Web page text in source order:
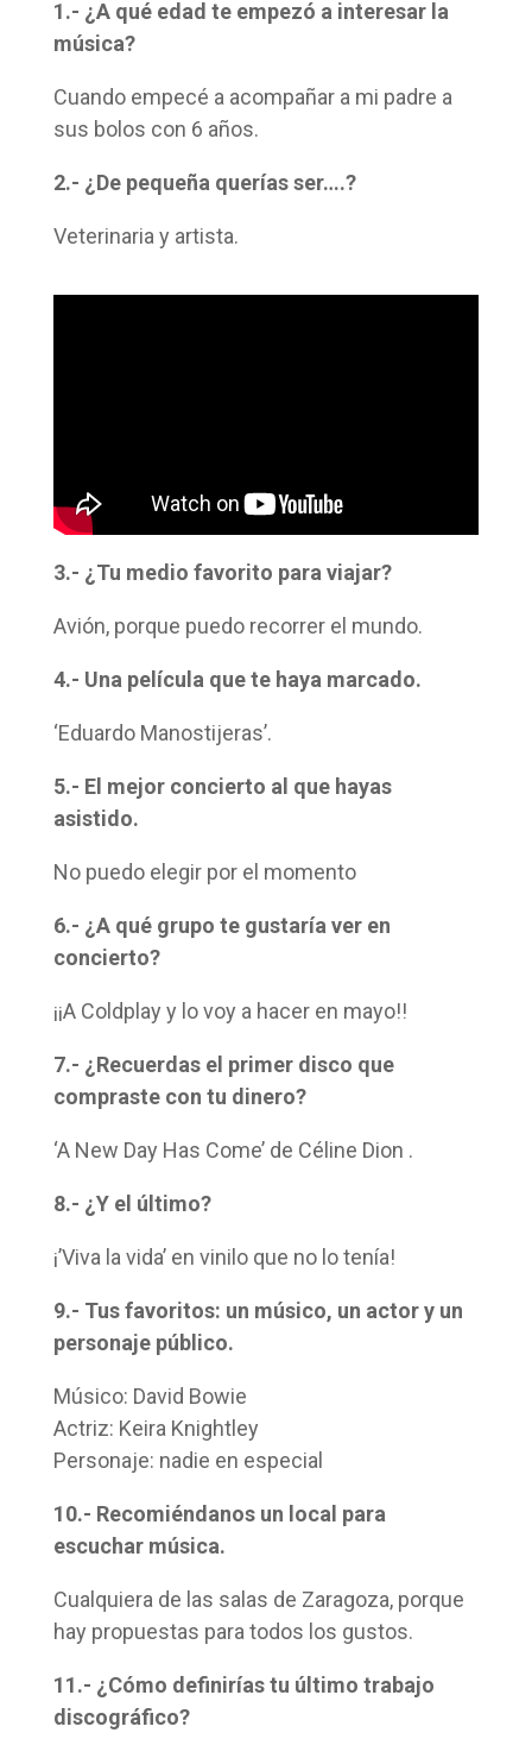
1.- ¿A qué edad te empezó a interesar la
música?
Cuando empecé a acompañar a mi padre a
sus bolos con 6 años.
2.- ¿De pequeña querías ser….?
Veterinaria y artista.
3.- ¿Tu medio favorito para viajar?
Avión, porque puedo recorrer el mundo.
4.- Una película que te haya marcado.
‘Eduardo Manostijeras’.
5.- El mejor concierto al que hayas
asistido.
No puedo elegir por el momento
6.- ¿A qué grupo te gustaría ver en
concierto?
¡¡A Coldplay y lo voy a hacer en mayo!!
7.- ¿Recuerdas el primer disco que
compraste con tu dinero?
‘A New Day Has Come’ de Céline Dion .
8.- ¿Y el último?
¡’Viva la vida’ en vinilo que no lo tenía!
9.- Tus favoritos: un músico, un actor y un
personaje público.
Músico: David Bowie
Actriz: Keira Knightley
Personaje: nadie en especial
10.- Recomiéndanos un local para
escuchar música.
Cualquiera de las salas de Zaragoza, porque
hay propuestas para todos los gustos.
11.- ¿Cómo definirías tu último trabajo
discográfico?